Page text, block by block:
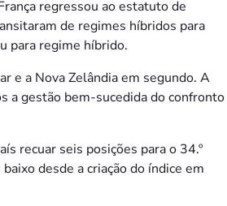
regressou ao estatuto de
de regimes híbridos para
para regime híbrido.
e a Nova Zelândia em segundo. A
a gestão bem-sucedida do confronto
recuar seis posições para o 34.º
desde a criação do índice em